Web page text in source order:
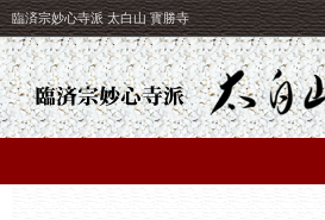
臨済宗妙心寺派 太白山 寳勝寺